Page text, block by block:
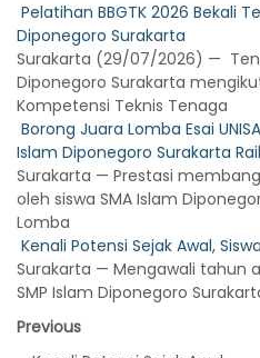
Pelatihan BBGTK 2026 Bekali
Diponegoro Surakarta
Surakarta (29/07/2026) —
Diponegoro Surakarta
Kompetensi Teknis Tenaga
Borong Juara Lomba Esai
Islam Diponegoro Surakarta
Surakarta — Prestasi
oleh siswa SMA Islam
Lomba
Kenali Potensi Sejak Awal,
Surakarta — Mengawali tahun
SMP Islam Diponegoro
Previous